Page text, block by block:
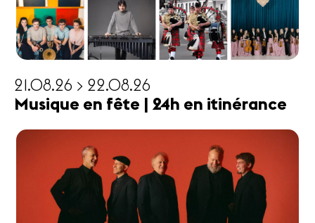
21.08.26 > 22.08.26
Musique en fête | 24h en itinérance